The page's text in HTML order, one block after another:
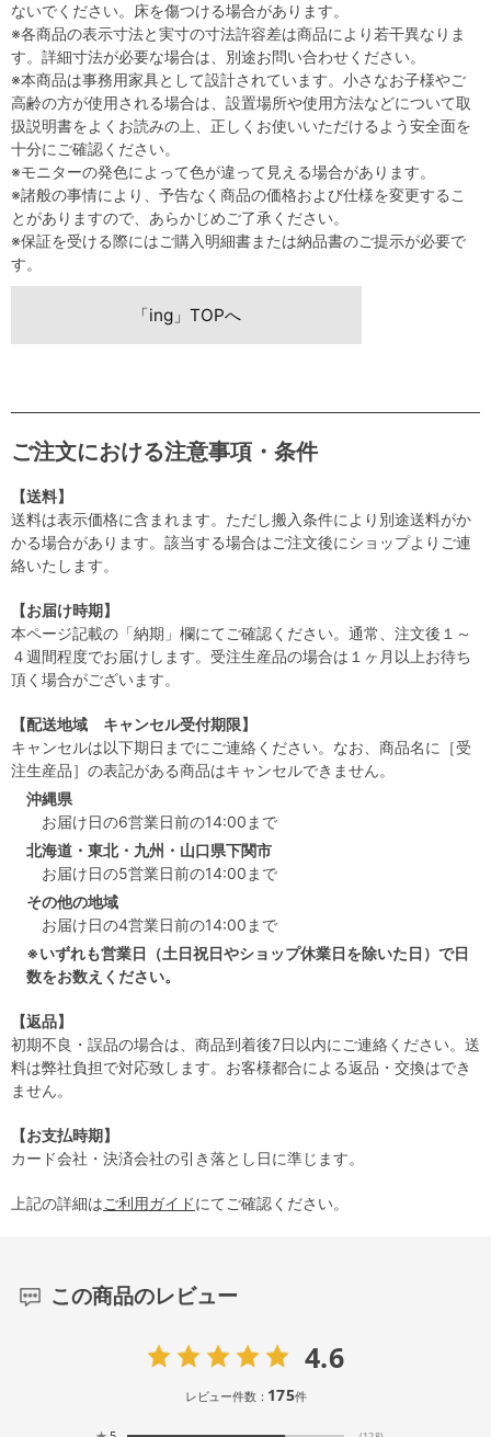
ないでください。床を傷つける場合があります。
※各商品の表示寸法と実寸の寸法許容差は商品により若干異なりま
す。詳細寸法が必要な場合は、別途お問い合わせください。
※本商品は事務用家具として設計されています。小さなお子様やご
高齢の方が使用される場合は、設置場所や使用方法などについて取
扱説明書をよくお読みの上、正しくお使いいただけるよう安全面を
十分にご確認ください。
※モニターの発色によって色が違って見える場合があります。
※諸般の事情により、予告なく商品の価格および仕様を変更するこ
とがありますので、あらかじめご了承ください。
※保証を受ける際にはご購入明細書または納品書のご提示が必要で
す。
「ing」TOPへ
ご注文における注意事項・条件
【送料】
送料は表示価格に含まれます。ただし搬入条件により別途送料がか
かる場合があります。該当する場合はご注文後にショップよりご連
絡いたします。
【お届け時期】
本ページ記載の「納期」欄にてご確認ください。通常、注文後１～
４週間程度でお届けします。受注生産品の場合は１ヶ月以上お待ち
頂く場合がございます。
【配送地域 キャンセル受付期限】
キャンセルは以下期日までにご連絡ください。なお、商品名に［受
注生産品］の表記がある商品はキャンセルできません。
沖縄県
お届け日の6営業日前の14:00まで
北海道・東北・九州・山口県下関市
お届け日の5営業日前の14:00まで
その他の地域
お届け日の4営業日前の14:00まで
※いずれも営業日（土日祝日やショップ休業日を除いた日）で日
数をお数えください。
【返品】
初期不良・誤品の場合は、商品到着後7日以内にご連絡ください。送
料は弊社負担で対応致します。お客様都合による返品・交換はでき
ません。
【お支払時期】
カード会社・決済会社の引き落とし日に準じます。
上記の詳細はご利用ガイドにてご確認ください。
この商品のレビュー
4.6
レビュー件数： 175件